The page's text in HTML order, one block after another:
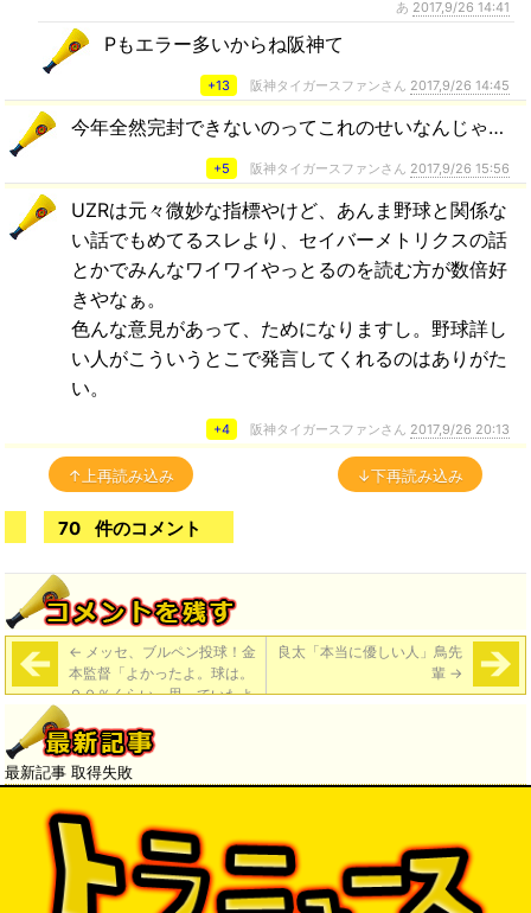
あ 2017,9/26 14:41
Pもエラー多いからね阪神て
+13 阪神タイガースファンさん 2017,9/26 14:45
今年全然完封できないのってこれのせいなんじゃ…
+5 阪神タイガースファンさん 2017,9/26 15:56
UZRは元々微妙な指標やけど、あんま野球と関係な
い話でもめてるスレより、セイバーメトリクスの話
とかでみんなワイワイやっとるのを読む方が数倍好
きやなぁ。
色んな意見があって、ためになりますし。野球詳し
い人がこういうとこで発言してくれるのはありがた
い。
+4 阪神タイガースファンさん 2017,9/26 20:13
↑上再読み込み ↓下再読み込み
70 件のコメント
← メッセ、ブルペン投球！金
本監督「よかったよ。球は。
９０％くらい。思っていたよ
り回復が早い」
良太「本当に優しい人」鳥先
輩 →
最新記事 取得失敗